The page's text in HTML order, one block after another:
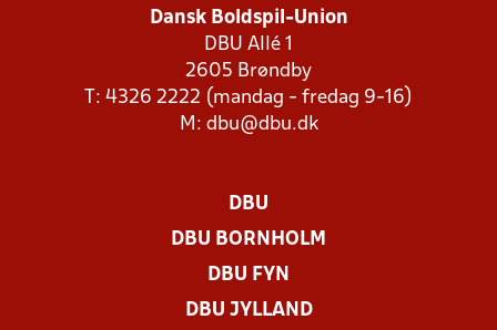
Dansk Boldspil-Union
DBU Allé 1
2605 Brøndby
T: 4326 2222 (mandag - fredag 9-16)
M: dbu@dbu.dk
DBU
DBU BORNHOLM
DBU FYN
DBU JYLLAND